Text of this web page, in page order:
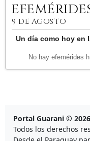
9 DE AGOSTO
Un día como hoy en
No hay efemérides
Portal Guarani © 2026
Todos los derechos